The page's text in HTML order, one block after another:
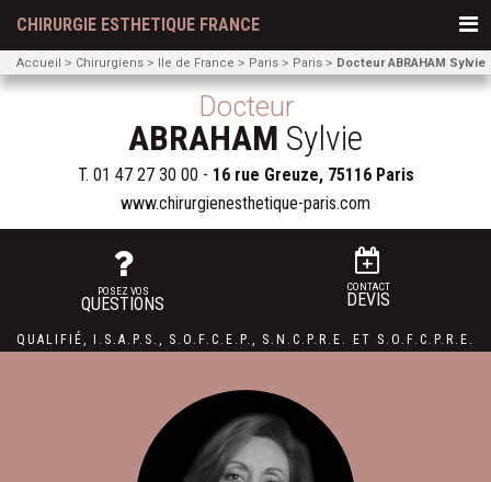
CHIRURGIE ESTHETIQUE FRANCE
Accueil Chirurgiens Ile de France Paris Paris Docteur ABRAHAM Sylvie
Docteur
ABRAHAM Sylvie
T. 01 47 27 30 00 - 16 rue Greuze, 75116 Paris
www.chirurgienesthetique-paris.com
POSEZ VOS
QUESTIONS
CONTACT
DEVIS
QUALIFIÉ, I.S.A.P.S. , S.O.F.C.E.P., S.N.C.P.R.E. ET S.O.F.C.P.R.E.